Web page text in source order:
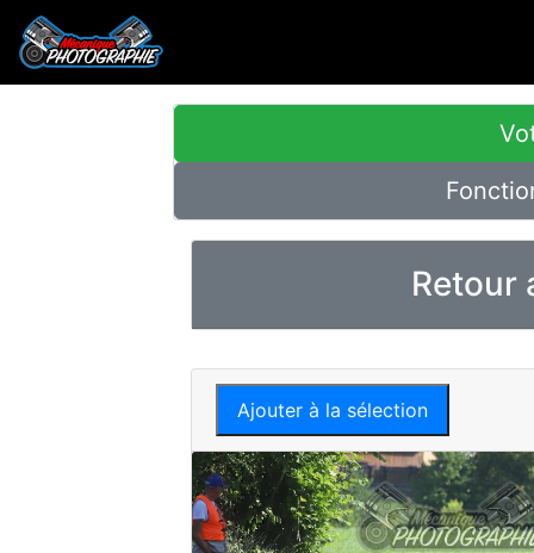
Retour
Ajouter à la sélection